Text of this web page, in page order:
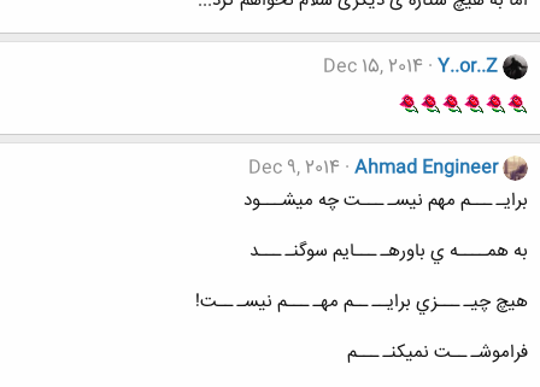
Y..or..Z
Dec 15, 2014
Ahmad Engineer
Dec 9, 2014
برايـ ـــم مهم نيسـ ـــت چه ميشـــود
به همــــه ي باورهـ ـــايم سوگنـ ـــد
هيچ چيـ ـــزي برايــ ــم مهـ ـــم نيسـ ــت!
فراموشـ ــت نميکنـ ـــم